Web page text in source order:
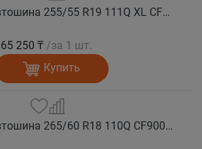
COMFORSER Автошина 255/55 R19 111Q XL CF9000 R/T RWL лето
65 250 ₸ /за 1 шт.
Купить
COMFORSER Автошина 265/60 R18 110Q CF9000 R/T RWL лето